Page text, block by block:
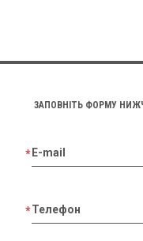
ЗАПОВНІТЬ ФОРМУ
E-mail
Телефон